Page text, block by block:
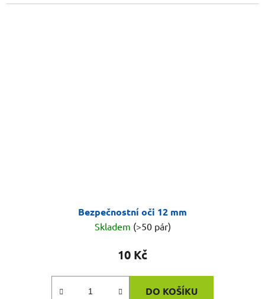
Bezpečnostní oči 12 mm
Skladem (>50 pár)
10 Kč
DO KOŠÍKU